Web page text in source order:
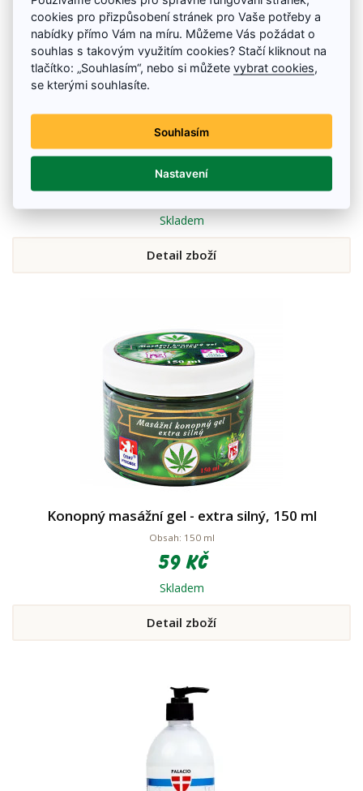
Mast Arnika, 250 ml
Arniková mast na křečové a bolavé žíly i pokožku celého těla, má výrazné
léčivé účinky, a proto se používá v lidovém léčitelství už od nepaměti.
99 Kč
Skladem
Detail zboží
Konopný masážní gel - extra silný, 150 ml
Obsah: 150 ml
59 Kč
Skladem
Detail zboží
cookies pro přizpůsobení stránek pro Vaše potřeby a
nabídky přímo Vám na míru. Můžeme Vás požádat o
souhlas s takovým využitím cookies? Stačí kliknout na
tlačítko: „Souhlasím“, nebo si můžetevybrat cookies,
se kterými souhlasíte.
Souhlasím
Nastavení